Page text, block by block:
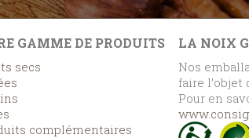
GAMME DE PRODUITS
secs
complémentaires
LA NOIX
Nos
faire l’objet
Pour en